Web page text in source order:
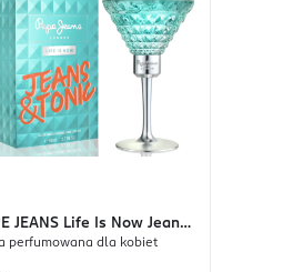
JEANS Life Is Now Jeans
perfumowana dla kobiet